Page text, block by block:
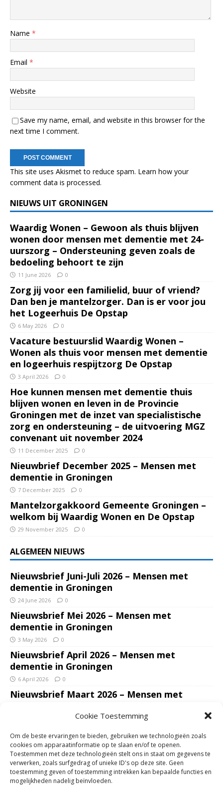
Cookie Toestemming
Om de beste ervaringen te bieden, gebruiken we technologieën zoals
cookies om apparaatinformatie op te slaan en/of te openen.
Toestemmen met deze technologieën stelt ons in staat om gegevens te
verwerken, zoals surfgedrag of unieke ID's op deze site. Geen
toestemming geven of toestemming intrekken kan bepaalde functies en
mogelijkheden nadelig beïnvloeden.
Name *
Email *
Website
Save my name, email, and website in this browser for the
next time I comment.
This site uses Akismet to reduce spam. Learn how your
comment data is processed.
NIEUWS UIT GRONINGEN
Waardig Wonen – Gewoon als thuis blijven
wonen door mensen met dementie met 24-
uurszorg – Ondersteuning geven zoals de
bedoeling behoort te zijn
11 June 2026 0
Zorg jij voor een familielid, buur of vriend?
Dan ben je mantelzorger. Dan is er voor jou
het Logeerhuis De Opstap
6 May 2026 0
Vacature bestuurslid Waardig Wonen –
Wonen als thuis voor mensen met dementie
en logeerhuis respijtzorg De Opstap
3 April 2026 0
Hoe kunnen mensen met dementie thuis
blijven wonen en leven in de Provincie
Groningen met de inzet van specialistische
zorg en ondersteuning – de uitvoering MGZ
convenant uit november 2024
11 December 2025 0
Nieuwbrief December 2025 – Mensen met
dementie in Groningen
7 December 2025 0
Mantelzorgakkoord Gemeente Groningen –
welkom bij Waardig Wonen en De Opstap
29 November 2025 0
ALGEMEEN NIEUWS
Nieuwsbrief Juni-Juli 2026 – Mensen met
dementie in Groningen
24 June 2026 0
Nieuwsbrief Mei 2026 – Mensen met
dementie in Groningen
3 May 2026 0
Nieuwsbrief April 2026 – Mensen met
dementie in Groningen
6 April 2026 0
Nieuwsbrief Maart 2026 – Mensen met
Nieuwsbrief Januari – Februari 2026 – Mensen
met dementie in Groningen
7 February 2026 0
Ondersteun mantelzorgers – gun hun een
adempauze in De Opstap. Inzamelingsactie